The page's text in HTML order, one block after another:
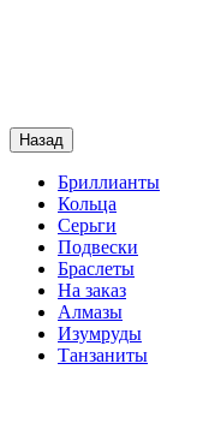
Назад
Бриллианты
Кольца
Серьги
Подвески
Браслеты
На заказ
Алмазы
Изумруды
Танзаниты